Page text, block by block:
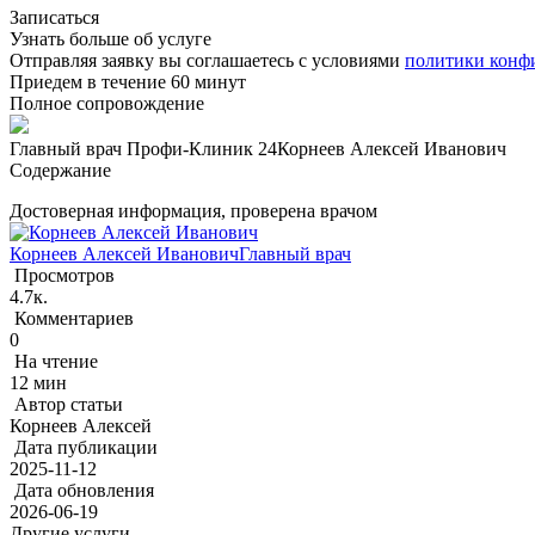
Записаться
Узнать больше об услуге
Отправляя заявку вы соглашаетесь с условиями политики
Приедем в течение 60 минут
Полное сопровождение
Главный врач Профи-Клиник 24Корнеев Алексей Иванович
Содержание
Достоверная информация, проверена врачом
Корнеев Алексей ИвановичГлавный врач
Просмотров
4.7к.
Комментариев
0
На чтение
12 мин
Автор статьи
Корнеев Алексей
Дата публикации
2025-11-12
Дата обновления
2026-06-19